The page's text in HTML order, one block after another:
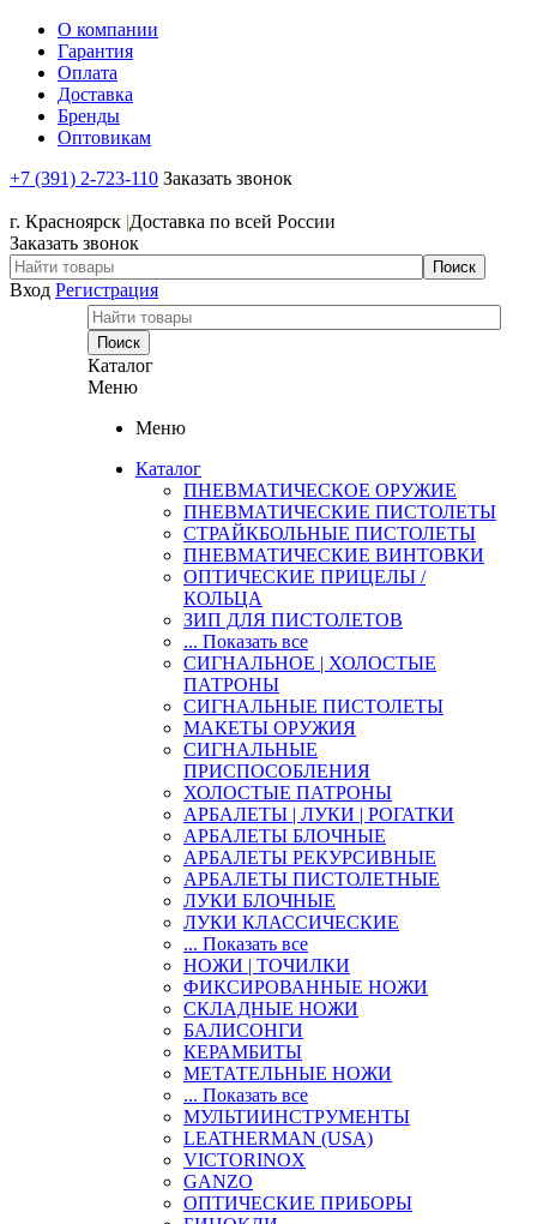
О компании
Гарантия
Оплата
Доставка
Бренды
Оптовикам
+7 (391) 2-723-110 Заказать звонок
г. Красноярск |Доставка по всей России
Заказать звонок
Вход Регистрация
Каталог
Меню
Меню
Каталог
ПНЕВМАТИЧЕСКОЕ ОРУЖИЕ
ПНЕВМАТИЧЕСКИЕ ПИСТОЛЕТЫ
СТРАЙКБОЛЬНЫЕ ПИСТОЛЕТЫ
ПНЕВМАТИЧЕСКИЕ ВИНТОВКИ
ОПТИЧЕСКИЕ ПРИЦЕЛЫ /
КОЛЬЦА
ЗИП ДЛЯ ПИСТОЛЕТОВ
... Показать все
СИГНАЛЬНОЕ | ХОЛОСТЫЕ
ПАТРОНЫ
СИГНАЛЬНЫЕ ПИСТОЛЕТЫ
МАКЕТЫ ОРУЖИЯ
СИГНАЛЬНЫЕ
ПРИСПОСОБЛЕНИЯ
ХОЛОСТЫЕ ПАТРОНЫ
АРБАЛЕТЫ | ЛУКИ | РОГАТКИ
АРБАЛЕТЫ БЛОЧНЫЕ
АРБАЛЕТЫ РЕКУРСИВНЫЕ
АРБАЛЕТЫ ПИСТОЛЕТНЫЕ
ЛУКИ БЛОЧНЫЕ
ЛУКИ КЛАССИЧЕСКИЕ
... Показать все
НОЖИ | ТОЧИЛКИ
ФИКСИРОВАННЫЕ НОЖИ
СКЛАДНЫЕ НОЖИ
БАЛИСОНГИ
КЕРАМБИТЫ
МЕТАТЕЛЬНЫЕ НОЖИ
... Показать все
МУЛЬТИИНСТРУМЕНТЫ
LEATHERMAN (USA)
VICTORINOX
GANZO
ОПТИЧЕСКИЕ ПРИБОРЫ